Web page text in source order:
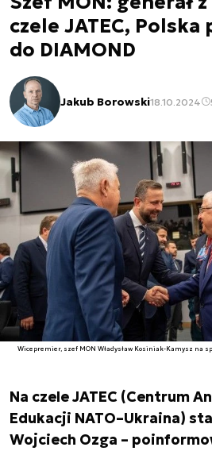
czele JATEC,
do DIAMOND
Jakub Borowski18.10.2024
Wicepremier, szef MON Władysław Kosiniak-Kamysz na
Na czele JATEC (Centrum
Edukacji NATO–Ukraina)
Wojciech Ozga –